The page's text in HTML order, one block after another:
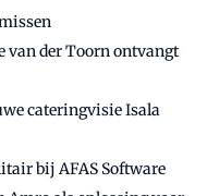
van der Toorn ontvangt
cateringvisie Isala
bij AFAS Software